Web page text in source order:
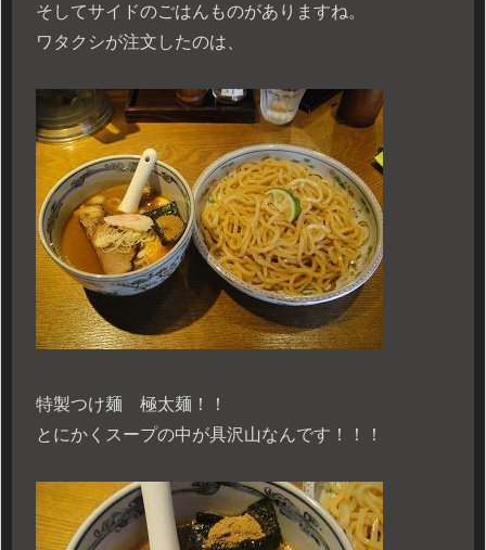
そしてサイドのごはんものがありますね。
ワタクシが注文したのは、
特製つけ麺 極太麺！！
とにかくスープの中が具沢山なんです！！！